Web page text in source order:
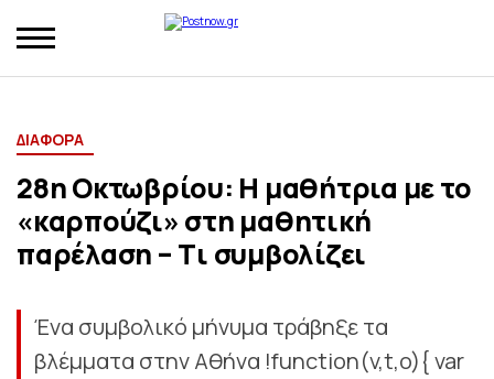
ΔΙΑΦΟΡΑ
28η Οκτωβρίου: Η μαθήτρια με το
«καρπούζι» στη μαθητική
παρέλαση – Tι συμβολίζει
Ένα συμβολικό μήνυμα τράβηξε τα
βλέμματα στην Αθήνα !function(v,t,o){ var